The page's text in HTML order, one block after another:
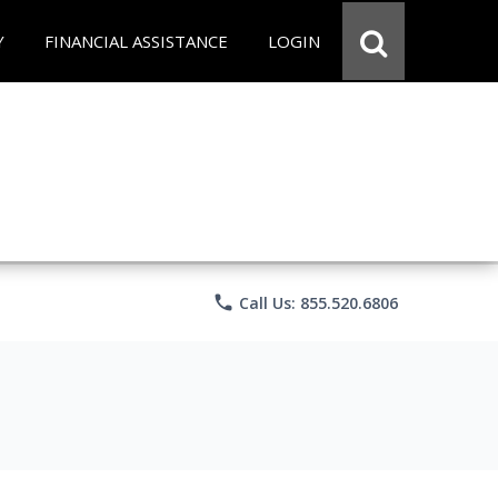
FINANCIAL ASSISTANCE LOGIN
phone Call Us: 855.520.6806